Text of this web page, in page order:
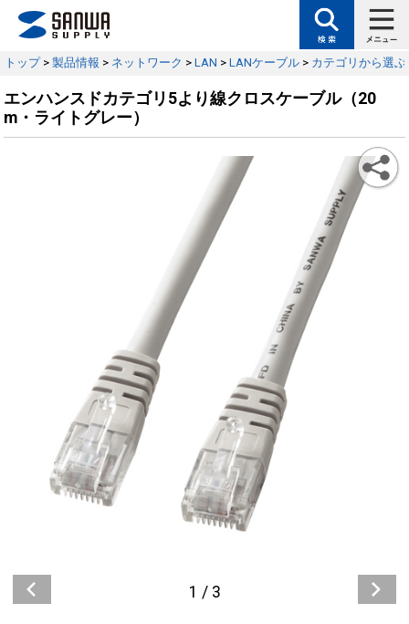
トップ> 製品情報 > ネットワーク > LAN > LANケーブル > カテゴリから選ぶ
エンハンスドカテゴリ5より線クロスケーブル（20
m・ライトグレー）
1 / 3